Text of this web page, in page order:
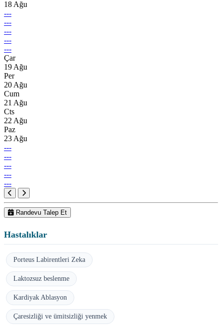
18 Ağu
---
---
---
---
---
Çar
19 Ağu
Per
20 Ağu
Cum
21 Ağu
Cts
22 Ağu
Paz
23 Ağu
---
---
---
---
---
Randevu Talep Et
Hastalıklar
Porteus Labirentleri Zeka
Laktozsuz beslenme
Kardiyak Ablasyon
Çaresizliği ve ümitsizliği yenmek